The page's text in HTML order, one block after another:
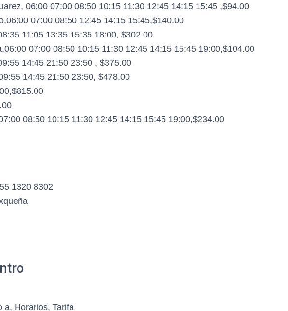
06:00 07:00 08:50 10:15 11:30 12:45 14:15 15:45 ,$94.00
07:00 08:50 12:45 14:15 15:45,$140.00
11:05 13:35 15:35 18:00, $302.00
07:00 08:50 10:15 11:30 12:45 14:15 15:45 19:00,$104.00
14:45 21:50 23:50 , $375.00
14:45 21:50 23:50, $478.00
08:50 10:15 11:30 12:45 14:15 15:45 19:00,$234.00
1320 8302
a, Horarios, Tarifa